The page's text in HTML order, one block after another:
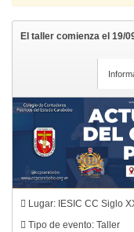
El taller comienza el 19/
Lugar: IESIC CC Siglo
Tipo de evento: Taller